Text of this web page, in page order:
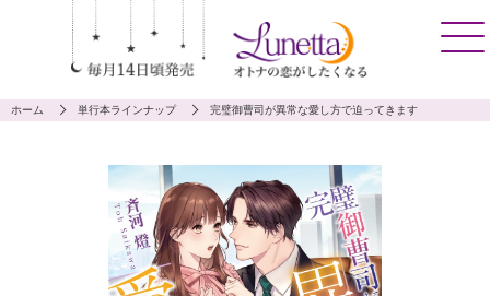
ホーム 単行本ラインナップ 完璧御曹司が異常な愛し方で迫ってきます